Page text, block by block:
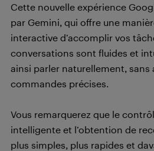
Cette nouvelle expérience
par Gemini, qui offre une
interactive d’accomplir vos
conversations sont fluides et
ainsi parler naturellement, sans
commandes précises.
Vous remarquerez que le
intelligente et l’obtention de
plus simples, plus rapides et